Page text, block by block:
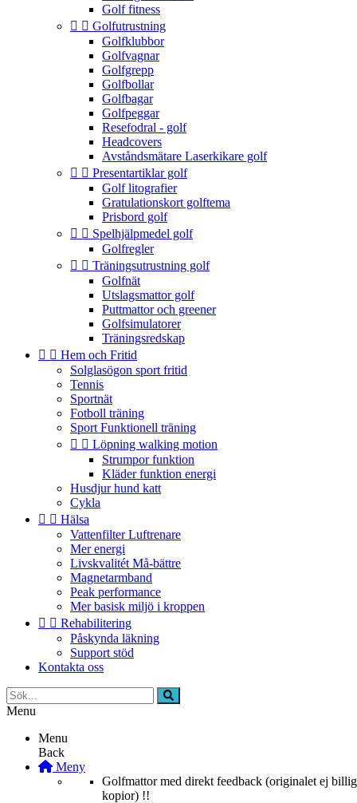
Golf fitness
  Golfutrustning
Golfklubbor
Golfvagnar
Golfgrepp
Golfbollar
Golfbagar
Golfpeggar
Resefodral - golf
Headcovers
Avståndsmätare Laserkikare golf
  Presentartiklar golf
Golf litografier
Gratulationskort golftema
Prisbord golf
  Spelhjälpmedel golf
Golfregler
  Träningsutrustning golf
Golfnät
Utslagsmattor golf
Puttmattor och greener
Golfsimulatorer
Träningsredskap
  Hem och Fritid
Solglasögon sport fritid
Tennis
Sportnät
Fotboll träning
Sport Funktionell träning
  Löpning walking motion
Strumpor funktion
Kläder funktion energi
Husdjur hund katt
Cykla
  Hälsa
Vattenfilter Luftrenare
Mer energi
Livskvalitét Må-bättre
Magnetarmband
Peak performance
Mer basisk miljö i kroppen
  Rehabilitering
Påskynda läkning
Support stöd
Kontakta oss
Menu
Menu
Back
Meny
Golfmattor med direkt feedback (originalet ej
kopior) !!